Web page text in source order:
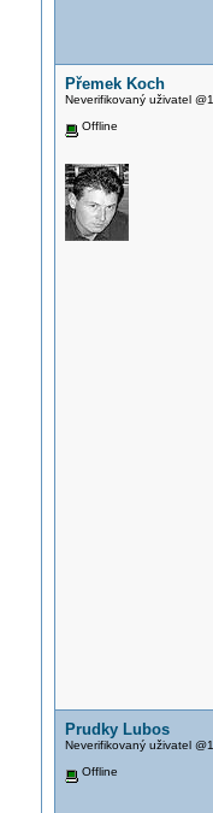
Přemek Koch
Neverifikovaný uživatel @1
Offline
Prudky Lubos
Neverifikovaný uživatel @1
Offline